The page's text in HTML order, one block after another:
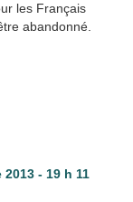
les Français
abandonné.
2013 - 19 h 11